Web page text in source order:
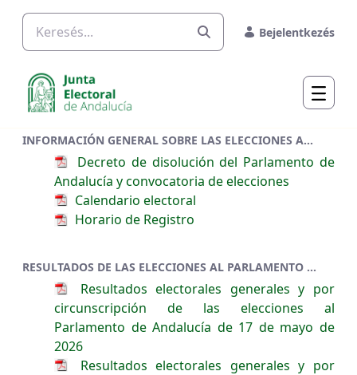
Ugrás a fő tartalomhoz
Bejelentkezés
INFORMACIÓN GENERAL SOBRE LAS ELECCIONES AL PARLAMENTO DE ANDALUCÍA 2026
Decreto de disolución del Parlamento de
Andalucía y convocatoria de elecciones
Calendario electoral
Horario de Registro
RESULTADOS DE LAS ELECCIONES AL PARLAMENTO DE ANDALUCÍA
Resultados electorales generales y por
circunscripción de las elecciones al
Parlamento de Andalucía de 17 de mayo de
2026
Resultados electorales generales y por